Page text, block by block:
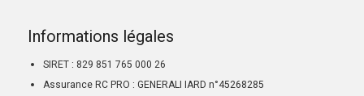
Informations légales
SIRET : 829 851 765 000 26
Assurance RC PRO : GENERALI IARD n°45268285